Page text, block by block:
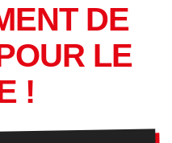
DE
LE
!